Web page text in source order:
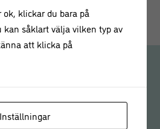
klickar du bara på
kan såklart välja vilken typ av
att klicka på
Inställningar